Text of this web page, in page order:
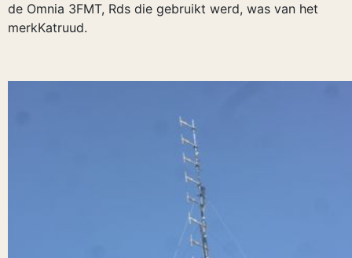
de Omnia 3FMT, Rds die gebruikt werd, was van het
merkKatruud.